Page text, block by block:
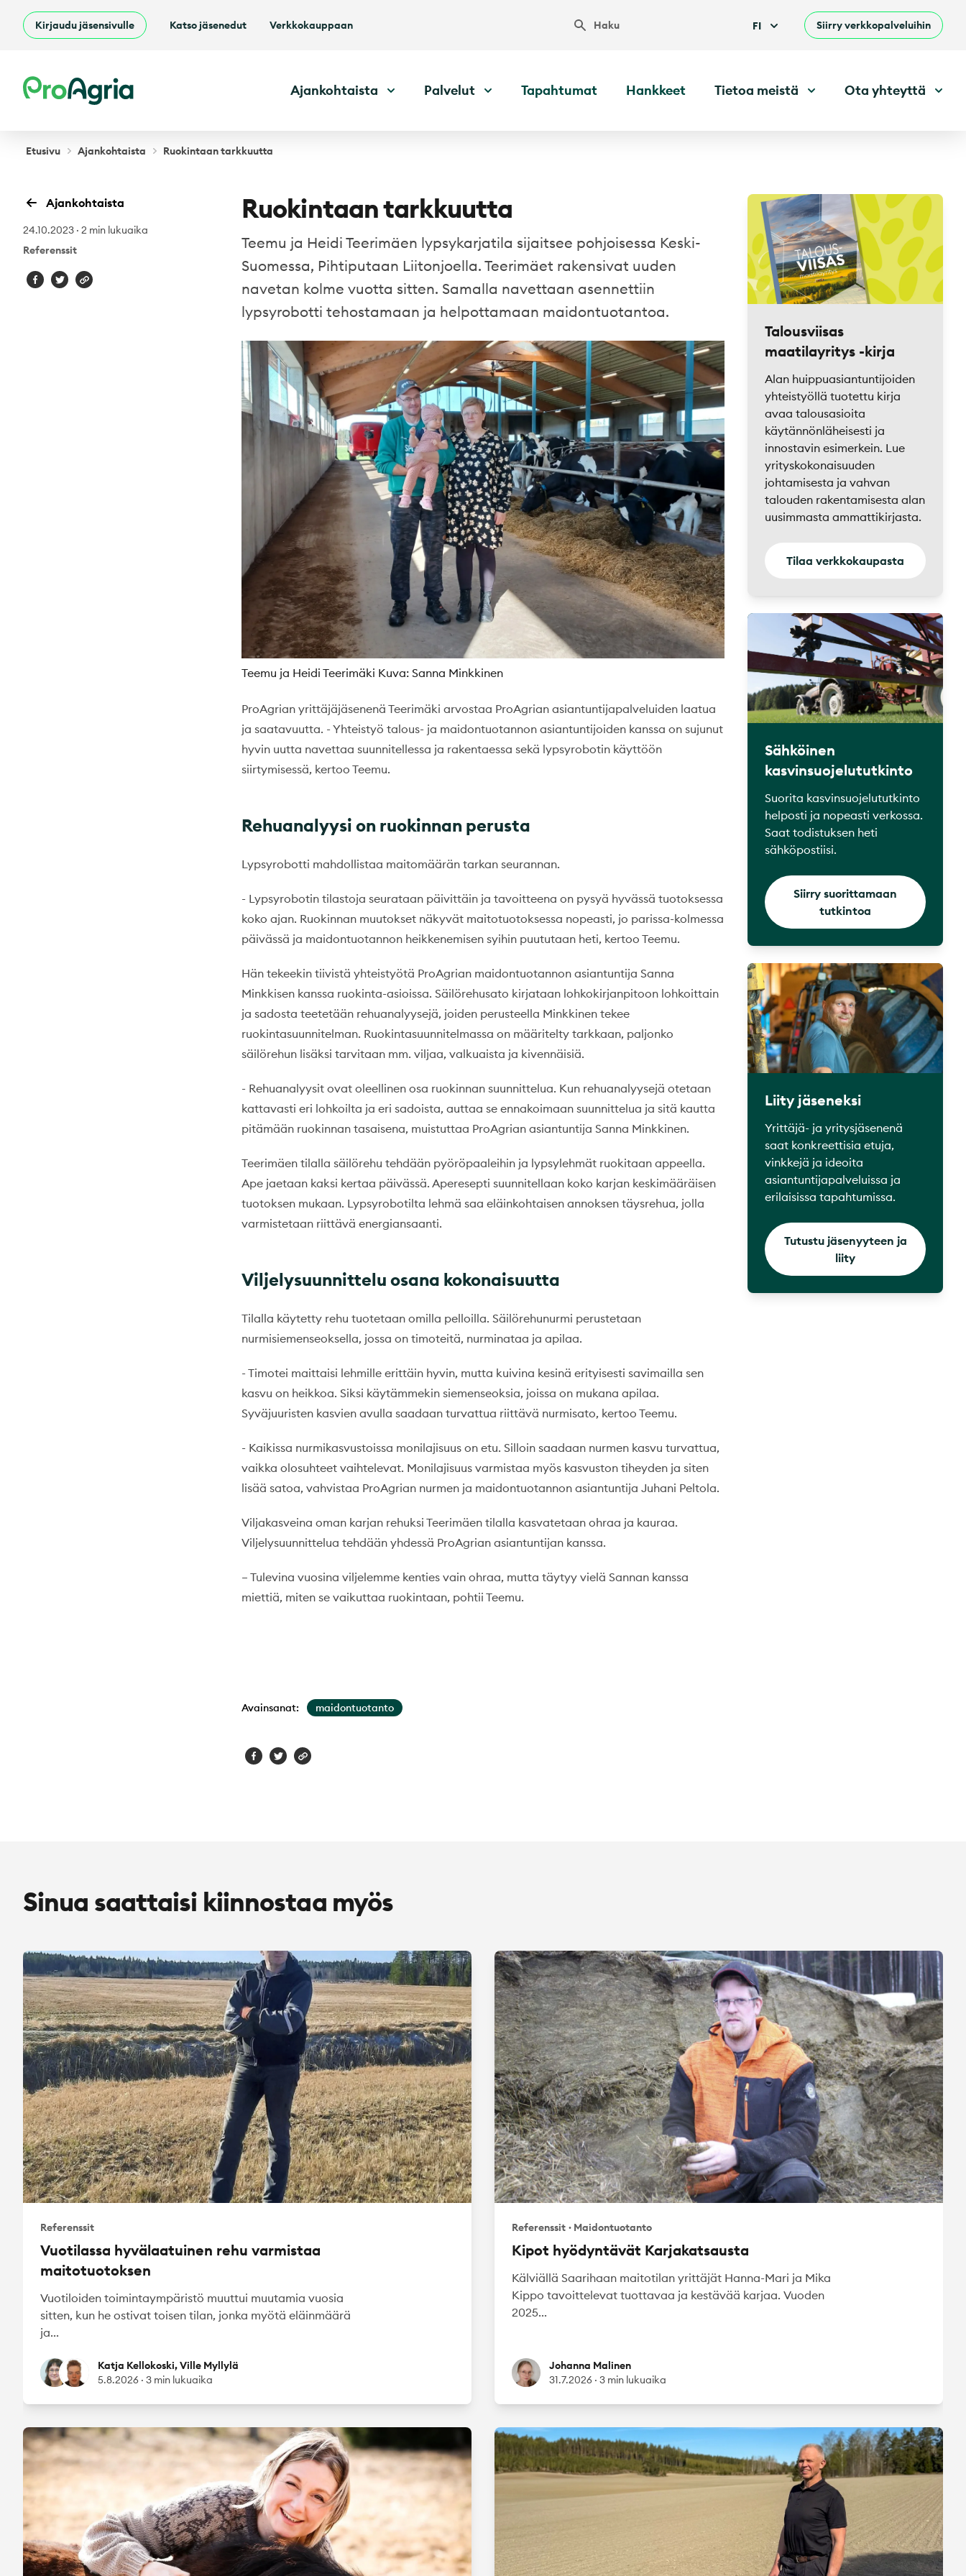
Kirjaudu jäsensivulle Katso jäsenedut Verkkokauppaan Haku FI Siirry verkkopalveluihin
ProAgria Ajankohtaista Palvelut Tapahtumat Hankkeet Tietoa meistä Ota yhteyttä
Etusivu Ajankohtaista Ruokintaan tarkkuutta
Ajankohtaista
24.10.2023 · 2 min lukuaika
Referenssit
Ruokintaan tarkkuutta
Teemu ja Heidi Teerimäen lypsykarjatila sijaitsee pohjoisessa Keski-
Suomessa, Pihtiputaan Liitonjoella. Teerimäet rakensivat uuden
navetan kolme vuotta sitten. Samalla navettaan asennettiin
lypsyrobotti tehostamaan ja helpottamaan maidontuotantoa.
Teemu ja Heidi Teerimäki Kuva: Sanna Minkkinen
ProAgrian yrittäjäjäsenenä Teerimäki arvostaa ProAgrian asiantuntijapalveluiden laatua
ja saatavuutta. - Yhteistyö talous- ja maidontuotannon asiantuntijoiden kanssa on sujunut
hyvin uutta navettaa suunnitellessa ja rakentaessa sekä lypsyrobotin käyttöön
siirtymisessä, kertoo Teemu.
Rehuanalyysi on ruokinnan perusta
Lypsyrobotti mahdollistaa maitomäärän tarkan seurannan.
- Lypsyrobotin tilastoja seurataan päivittäin ja tavoitteena on pysyä hyvässä tuotoksessa
koko ajan. Ruokinnan muutokset näkyvät maitotuotoksessa nopeasti, jo parissa-kolmessa
päivässä ja maidontuotannon heikkenemisen syihin puututaan heti, kertoo Teemu.
Hän tekeekin tiivistä yhteistyötä ProAgrian maidontuotannon asiantuntija Sanna
Minkkisen kanssa ruokinta-asioissa. Säilörehusato kirjataan lohkokirjanpitoon lohkoittain
ja sadosta teetetään rehuanalyysejä, joiden perusteella Minkkinen tekee
ruokintasuunnitelman. Ruokintasuunnitelmassa on määritelty tarkkaan, paljonko
säilörehun lisäksi tarvitaan mm. viljaa, valkuaista ja kivennäisiä.
- Rehuanalyysit ovat oleellinen osa ruokinnan suunnittelua. Kun rehuanalyysejä otetaan
kattavasti eri lohkoilta ja eri sadoista, auttaa se ennakoimaan suunnittelua ja sitä kautta
pitämään ruokinnan tasaisena, muistuttaa ProAgrian asiantuntija Sanna Minkkinen.
Teerimäen tilalla säilörehu tehdään pyöröpaaleihin ja lypsylehmät ruokitaan appeella.
Ape jaetaan kaksi kertaa päivässä. Aperesepti suunnitellaan koko karjan keskimääräisen
tuotoksen mukaan. Lypsyrobotilta lehmä saa eläinkohtaisen annoksen täysrehua, jolla
varmistetaan riittävä energiansaanti.
Viljelysuunnittelu osana kokonaisuutta
Tilalla käytetty rehu tuotetaan omilla pelloilla. Säilörehunurmi perustetaan
nurmisiemenseoksella, jossa on timoteitä, nurminataa ja apilaa.
- Timotei maittaisi lehmille erittäin hyvin, mutta kuivina kesinä erityisesti savimailla sen
kasvu on heikkoa. Siksi käytämmekin siemenseoksia, joissa on mukana apilaa.
Syväjuuristen kasvien avulla saadaan turvattua riittävä nurmisato, kertoo Teemu.
- Kaikissa nurmikasvustoissa monilajisuus on etu. Silloin saadaan nurmen kasvu turvattua,
vaikka olosuhteet vaihtelevat. Monilajisuus varmistaa myös kasvuston tiheyden ja siten
lisää satoa, vahvistaa ProAgrian nurmen ja maidontuotannon asiantuntija Juhani Peltola.
Viljakasveina oman karjan rehuksi Teerimäen tilalla kasvatetaan ohraa ja kauraa.
Viljelysuunnittelua tehdään yhdessä ProAgrian asiantuntijan kanssa.
– Tulevina vuosina viljelemme kenties vain ohraa, mutta täytyy vielä Sannan kanssa
miettiä, miten se vaikuttaa ruokintaan, pohtii Teemu.
Avainsanat: maidontuotanto
Talousviisas
maatilayritys -kirja
Alan huippuasiantuntijoiden
yhteistyöllä tuotettu kirja
avaa talousasioita
käytännönläheisesti ja
innostavin esimerkein. Lue
yrityskokonaisuuden
johtamisesta ja vahvan
talouden rakentamisesta alan
uusimmasta ammattikirjasta.
Tilaa verkkokaupasta
Sähköinen
kasvinsuojelututkinto
Suorita kasvinsuojelututkinto
helposti ja nopeasti verkossa.
Saat todistuksen heti
sähköpostiisi.
Siirry suorittamaan
tutkintoa
Liity jäseneksi
Yrittäjä- ja yritysjäsenenä
saat konkreettisia etuja,
vinkkejä ja ideoita
asiantuntijapalveluissa ja
erilaisissa tapahtumissa.
Tutustu jäsenyyteen ja
liity
Sinua saattaisi kiinnostaa myös
Referenssit
Vuotilassa hyvälaatuinen rehu varmistaa
maitotuotoksen
Vuotiloiden toimintaympäristö muuttui muutamia vuosia
sitten, kun he ostivat toisen tilan, jonka myötä eläinmäärä
ja...
Katja Kellokoski
Ville MyllyläKatja Kellokoski, Ville Myllylä
5.8.2026 · 3 min lukuaika
Referenssit · Maidontuotanto
Kipot hyödyntävät Karjakatsausta
Kälviällä Saarihaan maitotilan yrittäjät Hanna-Mari ja Mika
Kippo tavoittelevat tuottavaa ja kestävää karjaa. Vuoden
2025...
Johanna Malinen
Johanna Malinen
31.7.2026 · 3 min lukuaika